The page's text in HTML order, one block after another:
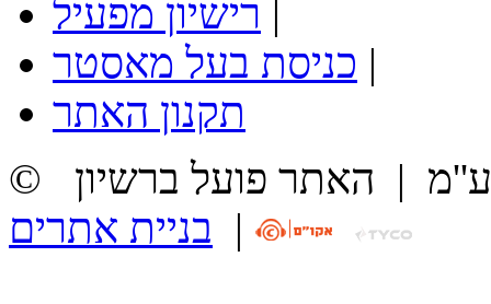
רישיון מפעיל |
כניסת בעל מאסטר |
תקנון האתר
| האתר פועל ברשיון
| בניית אתרים